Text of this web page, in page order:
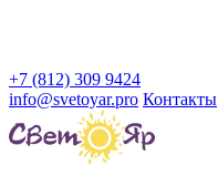
+7 (812) 309 9424
info@svetoyar.pro Контакты